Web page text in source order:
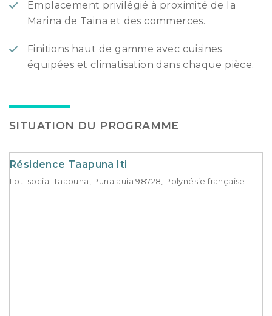
Emplacement privilégié à proximité de la
Marina de Taina et des commerces.
Finitions haut de gamme avec cuisines
équipées et climatisation dans chaque pièce.
SITUATION DU PROGRAMME
Résidence Taapuna Iti
Lot. social Taapuna, Puna'auia 98728, Polynésie française